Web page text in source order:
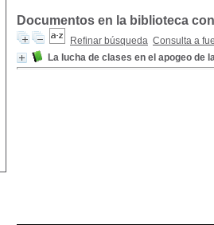
Documentos en la biblioteca
Refinar búsqueda Consulta a
La lucha de clases en el apogeo de